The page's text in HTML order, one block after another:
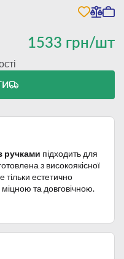
1533 грн/шт
ручками підходить для
з високоякісної
тільки естетично
та довговічною.
соусами та багатьох
підіймати та
комфорт та зручність в